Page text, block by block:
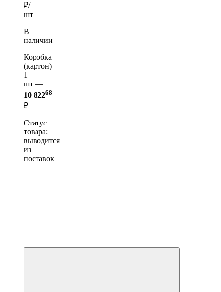
₽/
шт
В
наличии
Коробка
(картон)
1
шт —
10 82268
₽
Статус
товара:
выводится
из
поставок